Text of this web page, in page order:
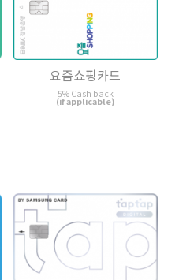
요즘쇼핑카드
5% Cash back
(if applicable)